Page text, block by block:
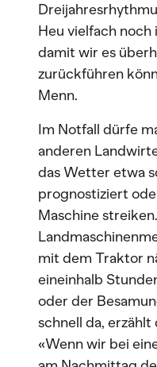
Heu vielfach
damit wir es
zurückführen
Menn.
Im Notfall dürfe
anderen
das Wetter etwa
prognostiziert
Maschine
mit dem Traktor
eineinhalb
oder der
schnell da,
«Wenn wir bei